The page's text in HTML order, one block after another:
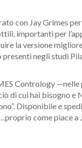
con Jay Grimes
importanti per
la versione
presenti negli studi
Contrology —nelle
di cui hai bisogno e
Disponibile e
come piace a